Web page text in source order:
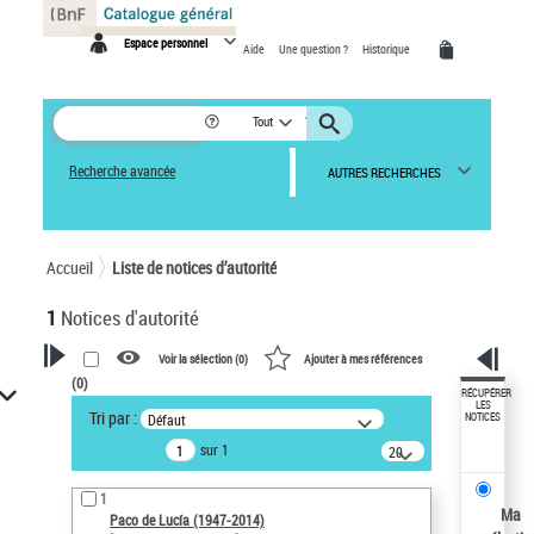
Espace personnel Aide Une question ? Historique
Tout
Recherche avancée AUTRES RECHERCHES
Accueil Liste de notices d’autorité
1 Notices d'autorité
VOTRE RECHERCHE
Recherche avancée dans les
notices d’autorité
Œuvres liées à l'auteur :
Paco de Lucía (1947-2014)
Voir la sélection (0) Ajouter à mes références
(0)
Tri par : Défaut
sur 1
20
résultats/page
1
Paco de Lucía (1947-2014)
RÉCUPÉRER
LES
NOTICES
Ma
Panneau de gestion des cookies